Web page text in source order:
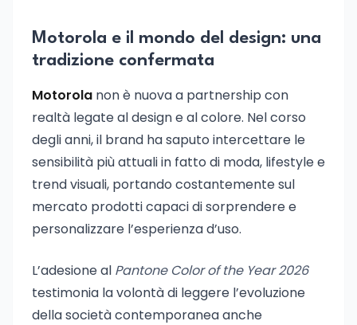
Motorola e il mondo del design: una
tradizione confermata
Motorola non è nuova a partnership con
realtà legate al design e al colore. Nel corso
degli anni, il brand ha saputo intercettare le
sensibilità più attuali in fatto di moda, lifestyle e
trend visuali, portando costantemente sul
mercato prodotti capaci di sorprendere e
personalizzare l’esperienza d’uso.
L’adesione al Pantone Color of the Year 2026
testimonia la volontà di leggere l’evoluzione
della società contemporanea anche